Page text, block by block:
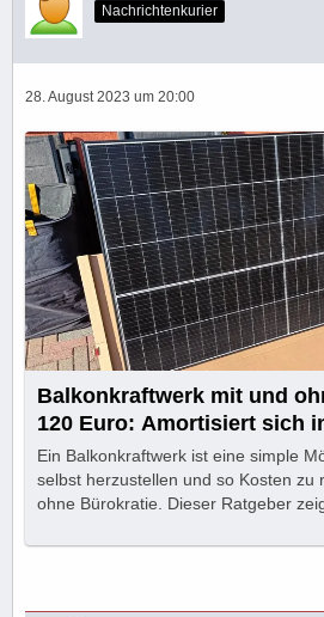
Nachrichtenkurier
28. August 2023 um 20:00
Balkonkraftwerk mit und
120 Euro: Amortisiert sich
Ein Balkonkraftwerk ist eine simple
selbst herzustellen und so Kosten zu
ohne Bürokratie. Dieser Ratgeber